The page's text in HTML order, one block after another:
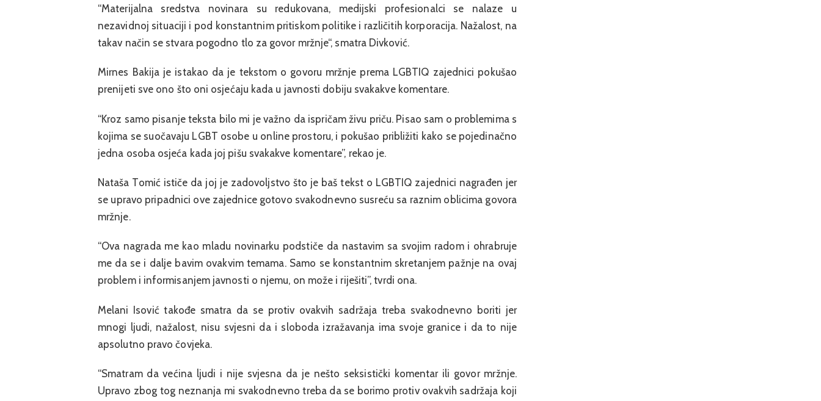
“Materijalna sredstva novinara su redukovana, medijski profesionalci se nalaze u
nezavidnoj situaciji i pod konstantnim pritiskom politike i različitih korporacija. Nažalost, na
takav način se stvara pogodno tlo za govor mržnje“, smatra Divković.
Mirnes Bakija je istakao da je tekstom o govoru mržnje prema LGBTIQ zajednici pokušao
prenijeti sve ono što oni osjećaju kada u javnosti dobiju svakakve komentare.
“Kroz samo pisanje teksta bilo mi je važno da ispričam živu priču. Pisao sam o problemima s
kojima se suočavaju LGBT osobe u online prostoru, i pokušao približiti kako se pojedinačno
jedna osoba osjeća kada joj pišu svakakve komentare”, rekao je.
Nataša Tomić ističe da joj je zadovoljstvo što je baš tekst o LGBTIQ zajednici nagrađen jer
se upravo pripadnici ove zajednice gotovo svakodnevno susreću sa raznim oblicima govora
mržnje.
“Ova nagrada me kao mladu novinarku podstiče da nastavim sa svojim radom i ohrabruje
me da se i dalje bavim ovakvim temama. Samo se konstantnim skretanjem pažnje na ovaj
problem i informisanjem javnosti o njemu, on može i riješiti”, tvrdi ona.
Melani Isović takođe smatra da se protiv ovakvih sadržaja treba svakodnevno boriti jer
mnogi ljudi, nažalost, nisu svjesni da i sloboda izražavanja ima svoje granice i da to nije
apsolutno pravo čovjeka.
“Smatram da većina ljudi i nije svjesna da je nešto seksistički komentar ili govor mržnje.
Upravo zbog tog neznanja mi svakodnevno treba da se borimo protiv ovakvih sadržaja koji